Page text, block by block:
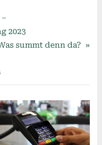
2023
summt denn da?